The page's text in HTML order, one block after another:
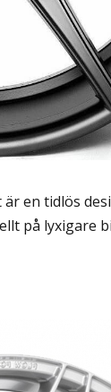
en tidlös
på lyxigare